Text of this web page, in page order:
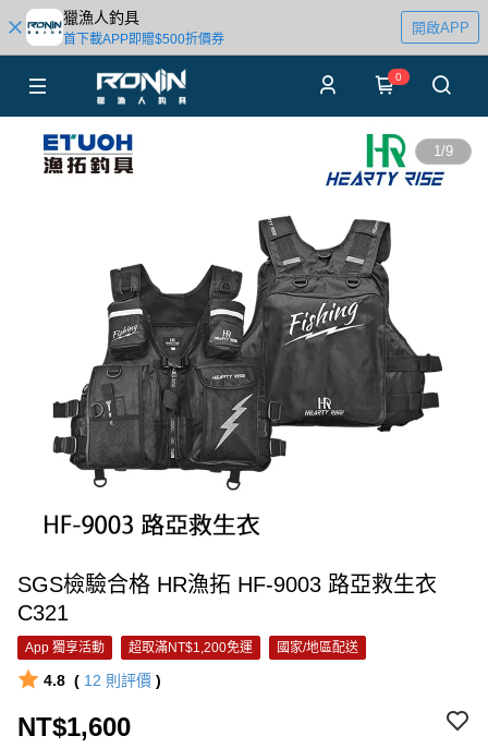
獵漁人釣具
首下載APP即贈$500折價券
開啟APP
0
1/9
SGS檢驗合格 HR漁拓 HF-9003 路亞救生衣
C321
App 獨享活動 超取滿NT$1,200免運 國家/地區配送
4.8 ( 12 則評價 )
NT$1,600